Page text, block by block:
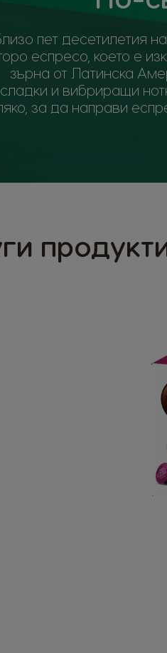
пет десетилетия
еспресо, което е
зърна от Латинска
сладки и вибриращи
за да направи